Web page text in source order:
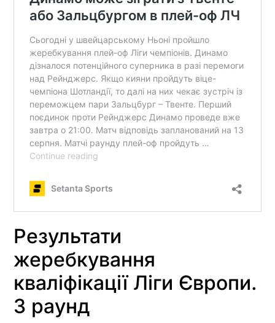
Результати
жеребкування
кваліфікації Ліги Європи.
3 раунд